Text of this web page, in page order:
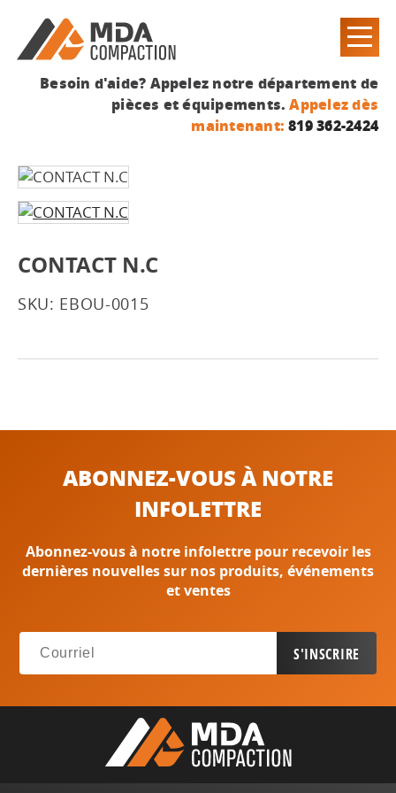
Besoin d'aide? Appelez notre département de
pièces et équipements.Appelez dès
maintenant: 819 362-2424
CONTACT N.C
SKU: EBOU-0015
ABONNEZ-VOUS À NOTRE
INFOLETTRE
Abonnez-vous à notre infolettre pour recevoir les
dernières nouvelles sur nos produits, événements
et ventes